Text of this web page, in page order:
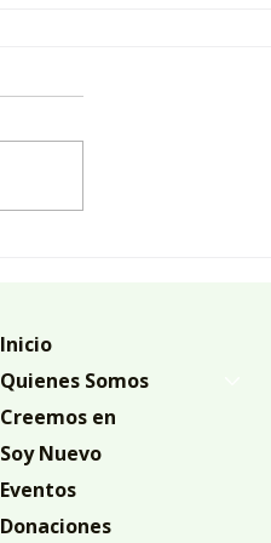
Inicio
Quienes Somos
Creemos en
Soy Nuevo
Eventos
Donaciones